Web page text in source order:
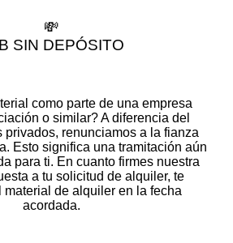
💸
SIN DEPÓSITO
como parte de una empresa
o similar? A diferencia del
privados, renunciamos a la fianza
Esto significa una tramitación aún
para ti. En cuanto firmes nuestra
a tu solicitud de alquiler, te
material de alquiler en la fecha
acordada.